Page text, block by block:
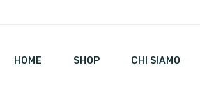
HOME SHOP CHI SIAMO